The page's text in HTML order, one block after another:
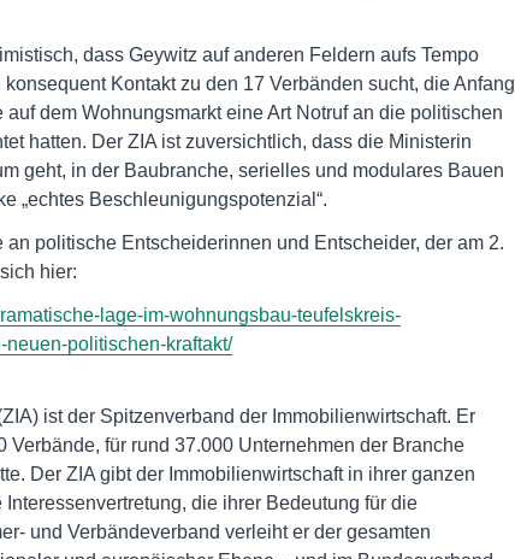
dass Geywitz auf anderen Feldern aufs Tempo
Kontakt zu den 17 Verbänden sucht, die Anfang
dem Wohnungsmarkt eine Art Notruf an die politischen
hatten. Der ZIA ist zuversichtlich, dass die Ministerin
geht, in der Baubranche, serielles und modulares Bauen
„echtes Beschleunigungspotenzial“.
politische Entscheiderinnen und Entscheider, der am 2.
hier:
lage-im-wohnungsbau-teufelskreis-
politischen-kraftakt/
ist der Spitzenverband der Immobilienwirtschaft. Er
Verbände, für rund 37.000 Unternehmen der Branche
Der ZIA gibt der Immobilienwirtschaft in ihrer ganzen
die ihrer Bedeutung für die
und Verbändeverband verleiht er der gesamten